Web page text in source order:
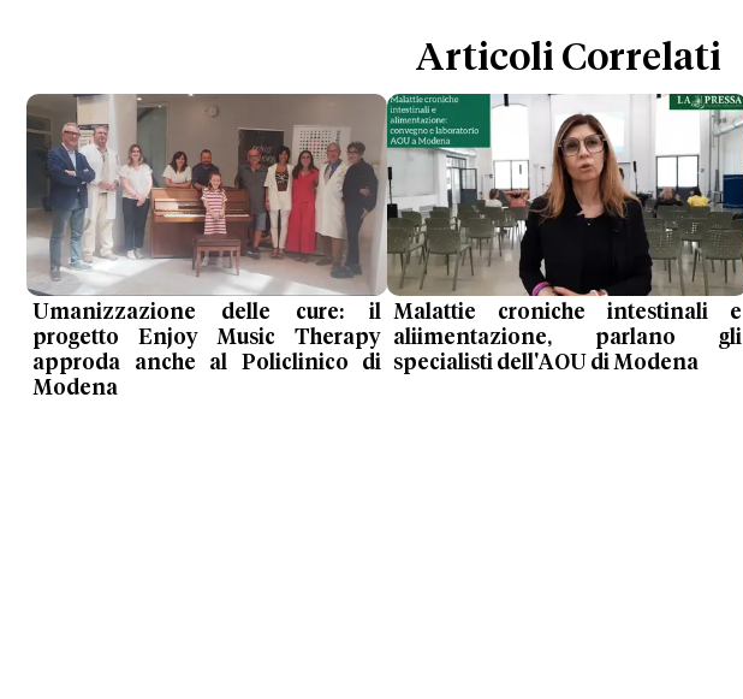
Articoli Correlati
Umanizzazione delle cure: il
progetto Enjoy Music Therapy
approda anche al Policlinico di
Modena
Malattie croniche intestinali e
aliimentazione, parlano gli
specialisti dell'AOU di Modena